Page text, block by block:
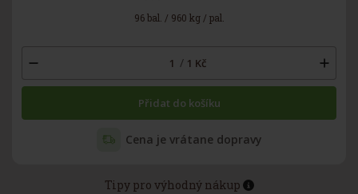
96 bal. / 960 kg / pal.
/ 1 Kč
Přidat do košíku
Cena je vrátane dopravy
Tipy pro výhodný nákup